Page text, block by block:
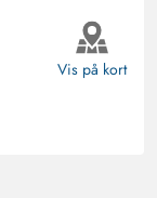
Vis på kort